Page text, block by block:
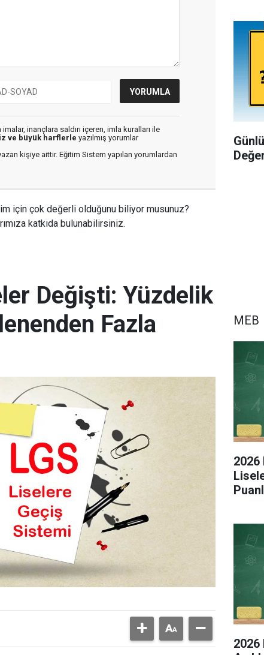
inançlara saldırı içeren, imla kuralları ile
ve büyük harflerle yazılmış yorumlar
kişiye aittir. Eğitim Sistem yapılan yorumlardan
için çok değerli olduğunu biliyor musunuz?
katkıda bulunabilirsiniz.
Değişti: Yüzdelik
Fazla
MEB
2026
2026